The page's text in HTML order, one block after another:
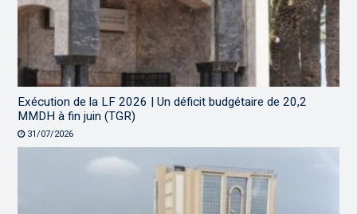
Exécution de la LF 2026 | Un déficit budgétaire de 20,2
MMDH à fin juin (TGR)
31/07/2026